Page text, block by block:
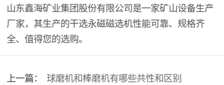
山东鑫海矿业集团股份有限公司是一家矿山设备生产
厂家，其生产的干选永磁磁选机性能可靠、规格齐
全、值得您的选购。
上一篇：
球磨机和棒磨机有哪些共性和区别